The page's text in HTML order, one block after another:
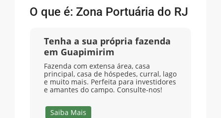
O que é: Zona Portuária do RJ
Tenha a sua própria fazenda
em Guapimirim
Fazenda com extensa área, casa
principal, casa de hóspedes, curral, lago
e muito mais. Perfeita para investidores
e amantes do campo. Consulte-nos!
Saiba Mais